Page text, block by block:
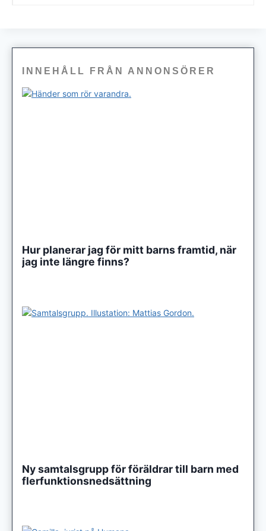
INNEHÅLL FRÅN ANNONSÖRER
Hur planerar jag för mitt barns framtid, när
jag inte längre finns?
Ny samtalsgrupp för föräldrar till barn med
flerfunktionsnedsättning